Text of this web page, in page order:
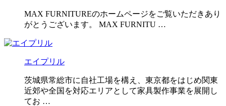
MAX FURNITUREのホームページをご覧いただきあり
がとうございます。 MAX FURNITU …
エイプリル
茨城県常総市に自社工場を構え、東京都をはじめ関東
近郊や全国を対応エリアとして家具製作事業を展開し
てお …